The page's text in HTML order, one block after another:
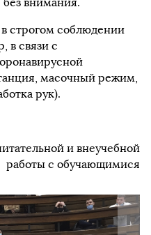
строгом соблюдении
в связи с
масочный режим,
рук).
и внеучебной
работы с обучающимися